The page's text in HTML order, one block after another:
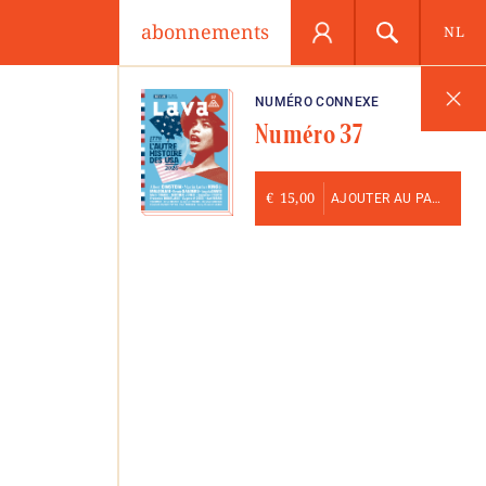
NL
abonnements
NUMÉRO CONNEXE
Numéro 37
€ 15,00 AJOUTER AU PANIER